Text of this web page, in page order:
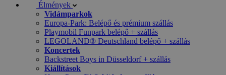
Élmények
Vidámparkok
Europa-Park: Belépő és prémium szállás
Playmobil Funpark belépő + szállás
LEGOLAND® Deutschland belépő + szállás
Koncertek
Backstreet Boys in Düsseldorf + szállás
Kiállítások